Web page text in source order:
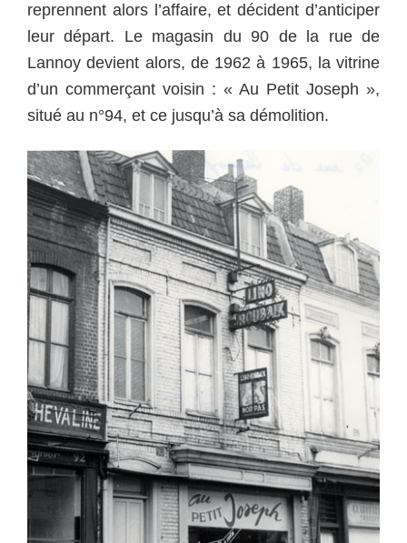
reprennent alors l’affaire, et décident d’anticiper
leur départ. Le magasin du 90 de la rue de
Lannoy devient alors, de 1962 à 1965, la vitrine
d’un commerçant voisin : « Au Petit Joseph »,
situé au n°94, et ce jusqu’à sa démolition.